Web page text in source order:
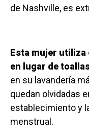
de Nashville, es
Esta mujer
en lugar de
en su lavandería
quedan olvidadas
establecimiento y
menstrual.